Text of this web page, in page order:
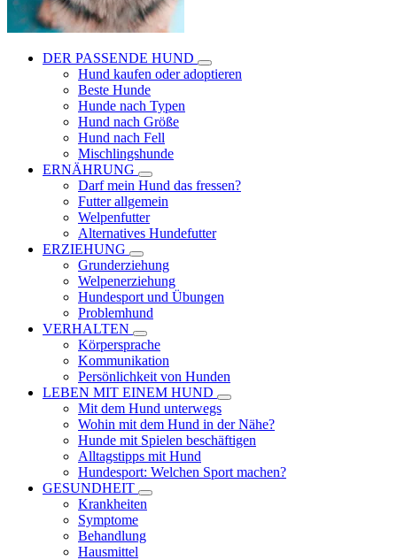
DER PASSENDE HUND
Hund kaufen oder adoptieren
Beste Hunde
Hunde nach Typen
Hund nach Größe
Hund nach Fell
Mischlingshunde
ERNÄHRUNG
Darf mein Hund das fressen?
Futter allgemein
Welpenfutter
Alternatives Hundefutter
ERZIEHUNG
Grunderziehung
Welpenerziehung
Hundesport und Übungen
Problemhund
VERHALTEN
Körpersprache
Kommunikation
Persönlichkeit von Hunden
LEBEN MIT EINEM HUND
Mit dem Hund unterwegs
Wohin mit dem Hund in der Nähe?
Hunde mit Spielen beschäftigen
Alltagstipps mit Hund
Hundesport: Welchen Sport machen?
GESUNDHEIT
Krankheiten
Symptome
Behandlung
Hausmittel